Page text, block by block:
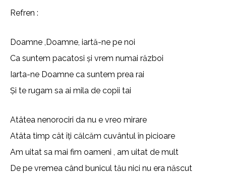
Refren :
Doamne ,Doamne, iartă-ne pe noi
Ca suntem pacatosi și vrem numai război
Iarta-ne Doamne ca suntem prea rai
Și te rugam sa ai mila de copii tai
Atâtea nenorociri da nu e vreo mirare
Atâta timp cât îți călcăm cuvântul în picioare
Am uitat sa mai fim oameni , am uitat de mult
De pe vremea când bunicul tău nici nu era născut